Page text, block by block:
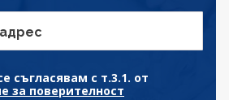
съгласявам с т.3.1. от
за поверителност